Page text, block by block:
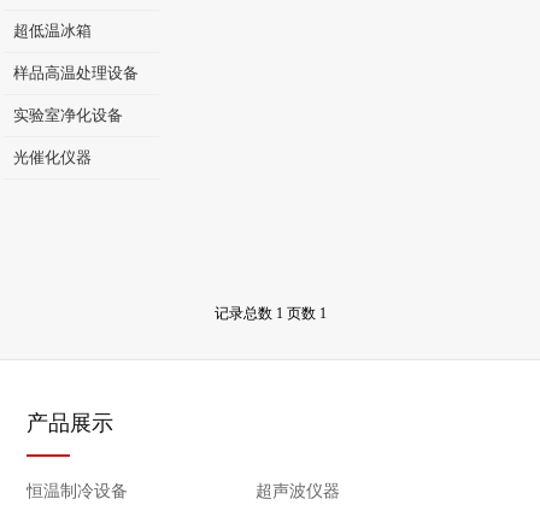
超低温冰箱
样品高温处理设备
实验室净化设备
光催化仪器
记录总数 1 页数 1
产品展示
恒温制冷设备
超声波仪器